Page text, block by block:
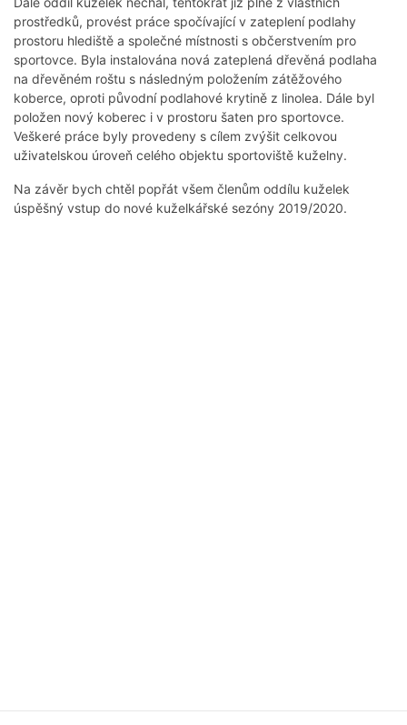
prostředků, provést práce spočívající v zateplení podlahy
prostoru hlediště a společné místnosti s občerstvením pro
sportovce. Byla instalována nová zateplená dřevěná podlaha
na dřevěném roštu s následným položením zátěžového
koberce, oproti původní podlahové krytině z linolea. Dále byl
položen nový koberec i v prostoru šaten pro sportovce.
Veškeré práce byly provedeny s cílem zvýšit celkovou
uživatelskou úroveň celého objektu sportoviště kuželny.
Na závěr bych chtěl popřát všem členům oddílu kuželek
úspěšný vstup do nové kuželkářské sezóny 2019/2020.